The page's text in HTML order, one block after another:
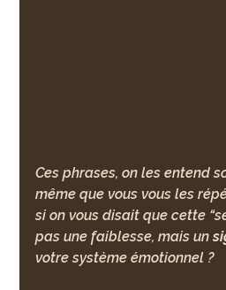
Ces phrases, on les entend
même que vous vous les
si on vous disait que cette
pas une faiblesse, mais un
votre système émotionnel ?